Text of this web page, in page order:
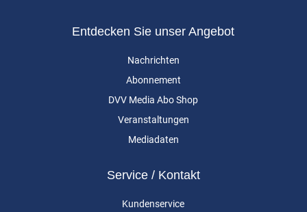
Entdecken Sie unser Angebot
Nachrichten
Abonnement
DVV Media Abo Shop
Veranstaltungen
Mediadaten
Service / Kontakt
Kundenservice